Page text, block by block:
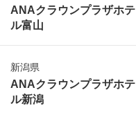
ANAクラウンプラザホテ
ル富山
新潟県
ANAクラウンプラザホテ
ル新潟